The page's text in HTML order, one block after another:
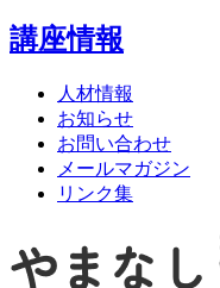
講座情報
人材情報
お知らせ
お問い合わせ
メールマガジン
リンク集